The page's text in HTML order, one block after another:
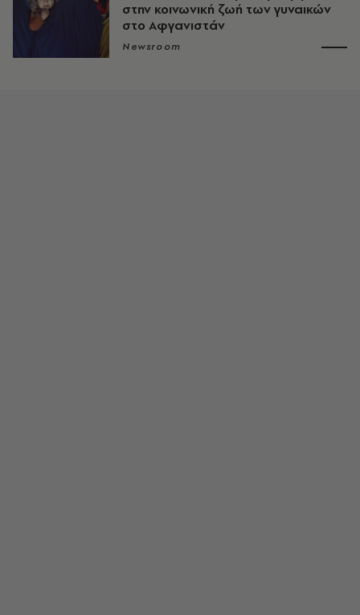
στην κοινωνική ζωή των γυναικών
στο Αφγανιστάν
Newsroom